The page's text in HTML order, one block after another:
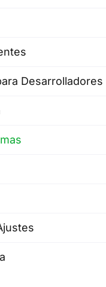
Desarrolladores